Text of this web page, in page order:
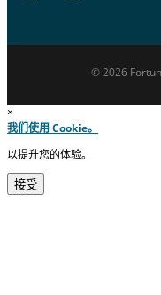
© 2026
×
我们使用 Cookie。
以提升您的体验。
接受